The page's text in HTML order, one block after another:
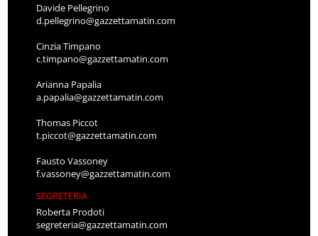
Davide Pellegrino
d.pellegrino@gazzettamatin.com
Cinzia Timpano
c.timpano@gazzettamatin.com
Arianna Papalia
a.papalia@gazzettamatin.com
Thomas Piccot
t.piccot@gazzettamatin.com
Fausto Vassoney
f.vassoney@gazzettamatin.com
SEGRETERIA
Roberta Prodoti
segreteria@gazzettamatin.com